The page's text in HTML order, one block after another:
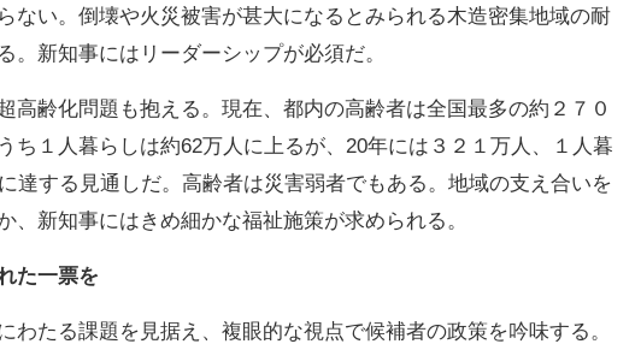
ない。倒壊や火災被害が甚大になるとみられる木造密集地域の耐
。新知事にはリーダーシップが必須だ。
高齢化問題も抱える。現在、都内の高齢者は全国最多の約２７０
ち１人暮らしは約62万人に上るが、20年には３２１万人、１人暮
達する見通しだ。高齢者は災害弱者でもある。地域の支え合いを
、新知事にはきめ細かな福祉施策が求められる。
た一票を
わたる課題を見据え、複眼的な視点で候補者の政策を吟味する。